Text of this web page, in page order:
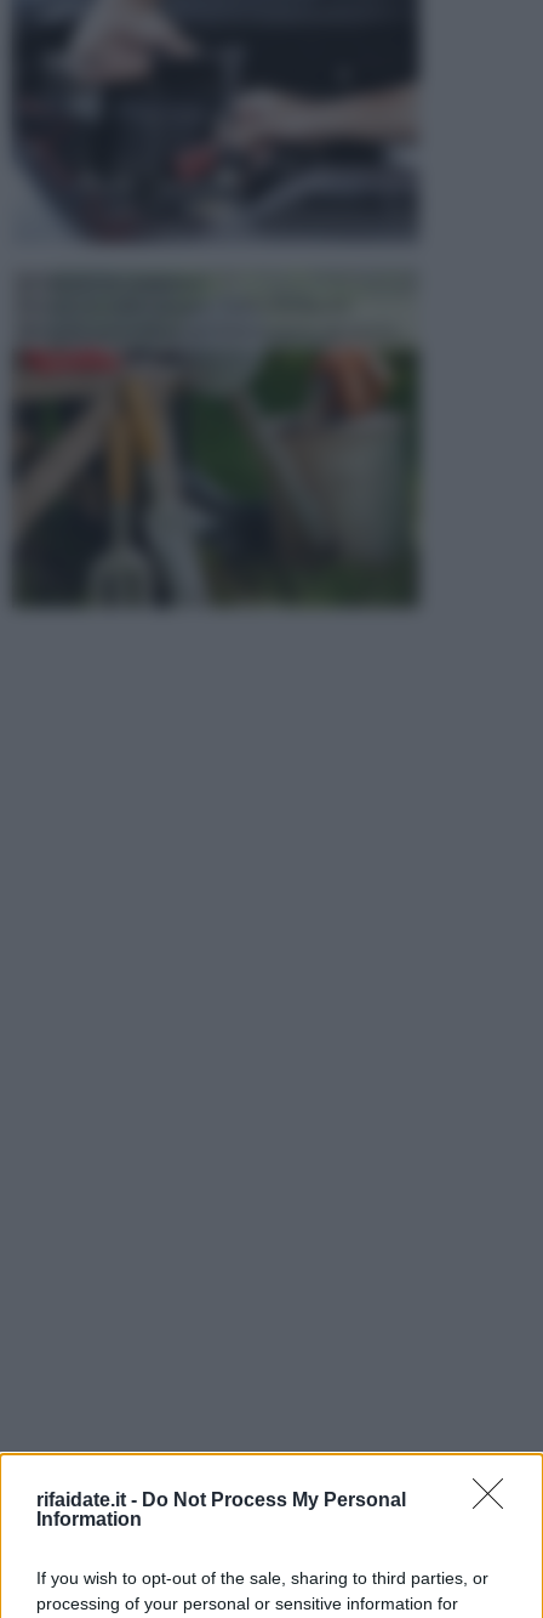
rifaidate.it - Do Not Process My Personal
Information
If you wish to opt-out of the sale, sharing to third parties, or
processing of your personal or sensitive information for